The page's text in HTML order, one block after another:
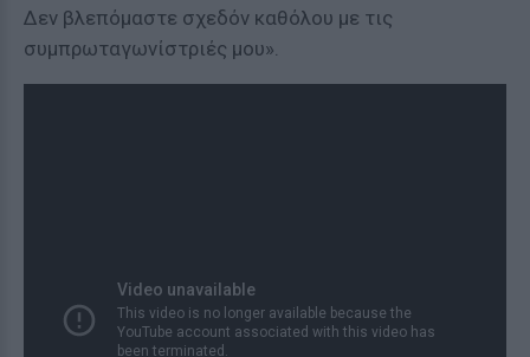
Δεν βλεπόμαστε σχεδόν καθόλου με τις
συμπρωταγωνίστριές μου».